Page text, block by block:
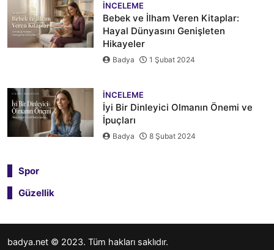
İNCELEME
Bebek ve İlham Veren Kitaplar:
Hayal Dünyasını Genişleten
Hikayeler
Badya 1 Şubat 2024
İNCELEME
İyi Bir Dinleyici Olmanın Önemi ve
İpuçları
Badya 8 Şubat 2024
Spor
Güzellik
badya.net © 2023. Tüm hakları saklıdır.